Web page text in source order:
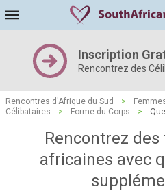
Inscription
Rencontrez des
Rencontres d'Afrique du Sud >
Célibataires
> Forme du Corps >
Rencontrez
africaines avec